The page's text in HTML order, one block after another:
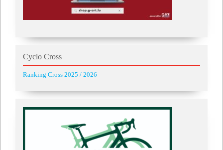
Cyclo Cross
Ranking Cross 2025 / 2026